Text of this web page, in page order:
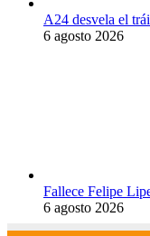
A24 desvela el
6 agosto 2026
Fallece Felipe
6 agosto 2026